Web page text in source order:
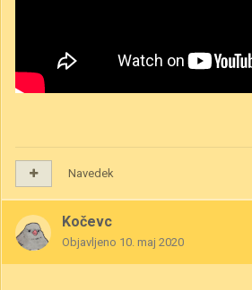
Navedek
Kočevc
Objavljeno 10. maj 2020